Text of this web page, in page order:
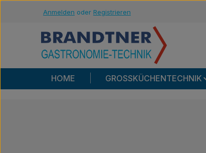
Hauptinhalt springen
Zur Suche springen
Zur Hauptnavigation springen
Anmelden oder Registrieren
HOME GROSSKÜCHENTECHNIK